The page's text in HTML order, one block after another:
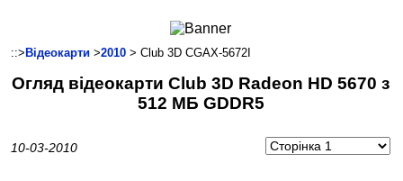
Смартфони
Комунікації
Автоелектроніка
::> Відеокарти >2010 > Club 3D CGAX-5672I
Огляд відеокарти Club 3D Radeon HD 5670 з
512 МБ GDDR5
10-03-2010